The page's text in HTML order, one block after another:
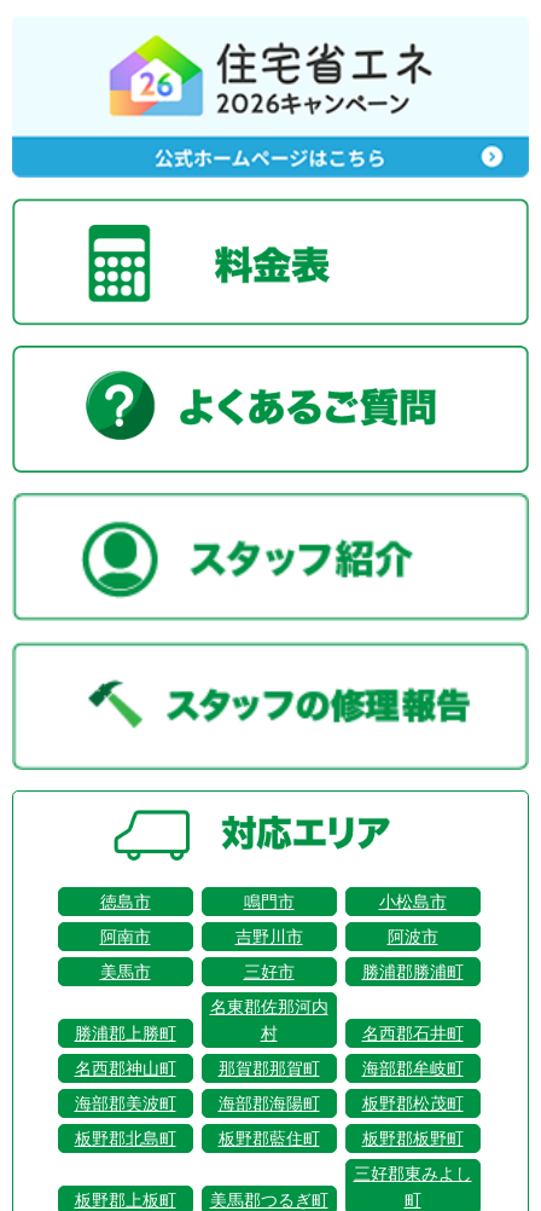
徳島市 鳴門市
小松島市
阿南市
吉野川市
阿波市
美馬市
三好市 勝浦郡勝浦町
勝浦郡上勝町
名東郡佐那河内
村
名西郡石井町
名西郡神山町
那賀郡那賀町
海部郡牟岐町
海部郡美波町
海部郡海陽町
板野郡松茂町
板野郡北島町
板野郡藍住町 板野郡板野町
板野郡上板町 美馬郡つるぎ町
三好郡東みよし
町